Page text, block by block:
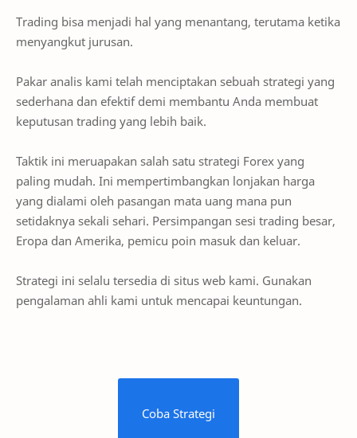
Trading bisa menjadi hal yang menantang, terutama ketika
menyangkut jurusan.
Pakar analis kami telah menciptakan sebuah strategi yang
sederhana dan efektif demi membantu Anda membuat
keputusan trading yang lebih baik.
Taktik ini meruapakan salah satu strategi Forex yang
paling mudah. Ini mempertimbangkan lonjakan harga
yang dialami oleh pasangan mata uang mana pun
setidaknya sekali sehari. Persimpangan sesi trading besar,
Eropa dan Amerika, pemicu poin masuk dan keluar.
Strategi ini selalu tersedia di situs web kami. Gunakan
pengalaman ahli kami untuk mencapai keuntungan.
Coba Strategi